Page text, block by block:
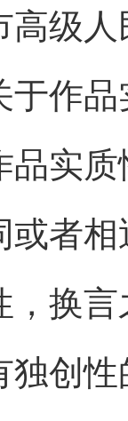
高级
于作
品实
或者
，换
独创